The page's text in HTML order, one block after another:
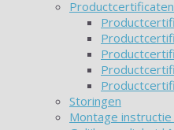
Productcertificaten
Storingen
Montage instructie